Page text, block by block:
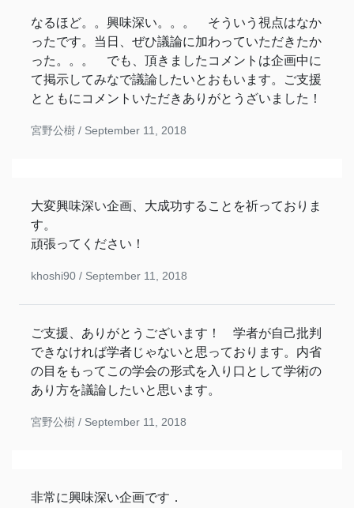
なるほど。。興味深い。。。 そういう視点はなか
ったです。当日、ぜひ議論に加わっていただきたか
った。。。 でも、頂きましたコメントは企画中に
て掲示してみなで議論したいとおもいます。ご支援
とともにコメントいただきありがとうざいました！
宮野公樹 / September 11, 2018
大変興味深い企画、大成功することを祈っておりま
す。
頑張ってください！
khoshi90 / September 11, 2018
ご支援、ありがとうございます！ 学者が自己批判
できなければ学者じゃないと思っております。内省
の目をもってこの学会の形式を入り口として学術の
あり方を議論したいと思います。
宮野公樹 / September 11, 2018
非常に興味深い企画です．